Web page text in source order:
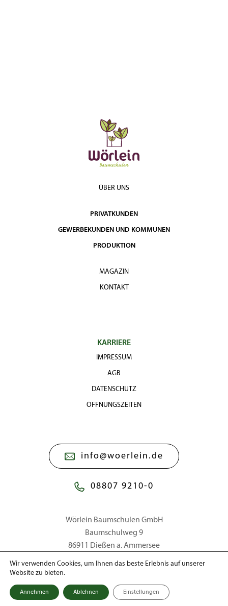
ÜBER UNS
PRIVATKUNDEN
GEWERBEKUNDEN UND KOMMUNEN
PRODUKTION
MAGAZIN
KONTAKT
KARRIERE
IMPRESSUM
AGB
DATENSCHUTZ
ÖFFNUNGSZEITEN
info@woerlein.de
08807 9210-0
Wörlein Baumschulen GmbH
Baumschulweg 9
86911 Dießen a. Ammersee
© 2026 Wörlein Baumschulen GmbH
Wir verwenden Cookies, um Ihnen das beste Erlebnis auf unserer
Website zu bieten.
Annehmen Ablehnen Einstellungen